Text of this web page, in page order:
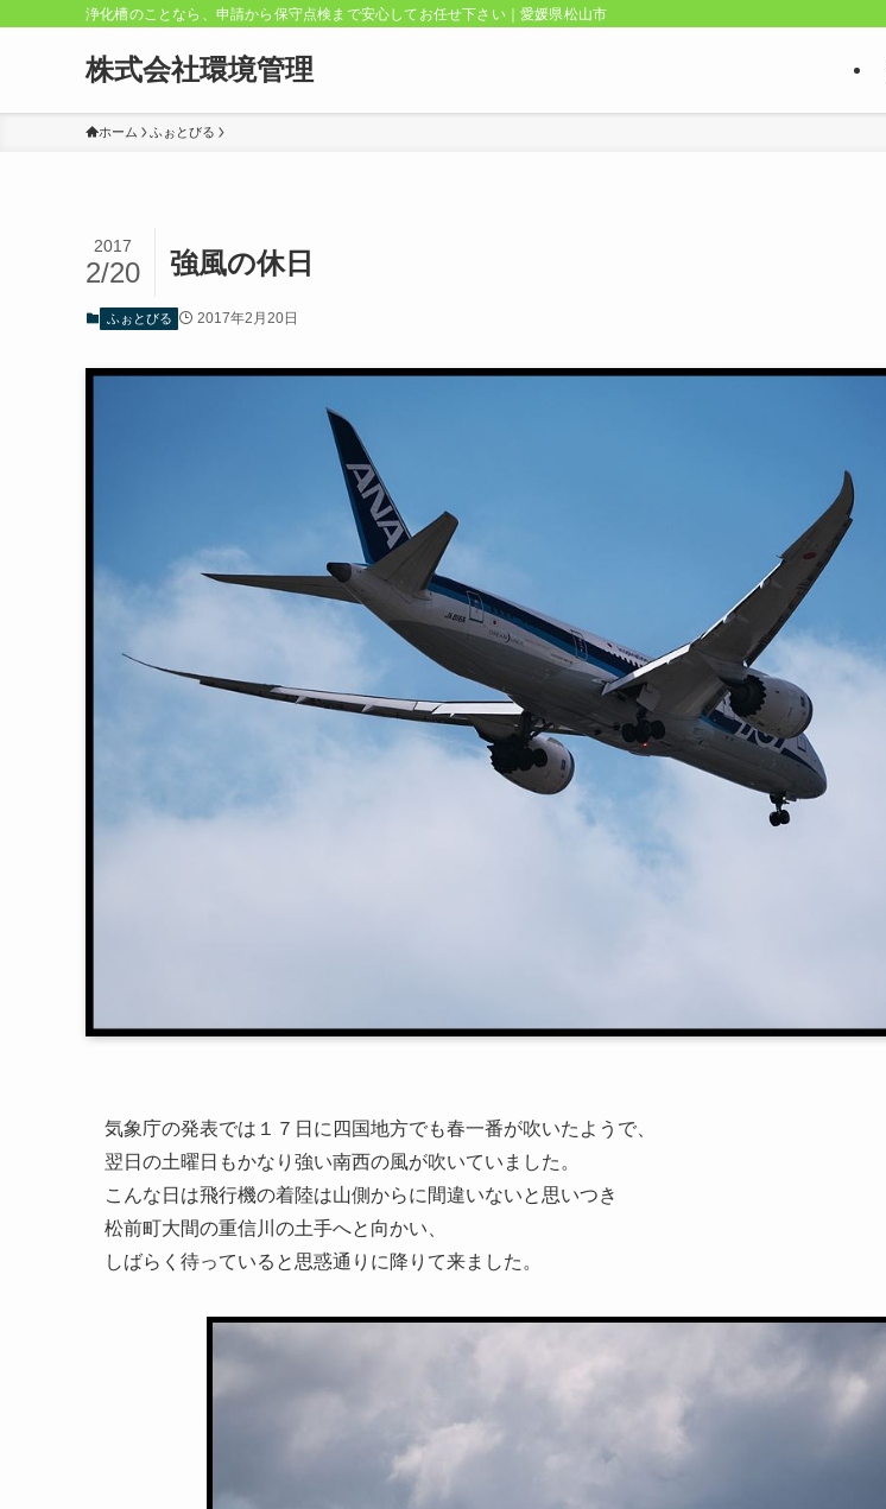
浄化槽のことなら、申請から保守点検まで安心してお任せ下さい｜愛媛県松山市
株式会社環境管理
ホーム ふぉとびる
強風の休日
2017
2/20
ふぉとびる 2017年2月20日
気象庁の発表では１７日に四国地方でも春一番が吹いたようで、
翌日の土曜日もかなり強い南西の風が吹いていました。
こんな日は飛行機の着陸は山側からに間違いないと思いつき
松前町大間の重信川の土手へと向かい、
しばらく待っていると思惑通りに降りて来ました。